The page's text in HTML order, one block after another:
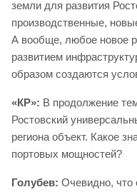
земли для развития
производственные,
А вообще, любое новое
развитием
образом создаются
«КР»: В продолжение
Ростовский
региона объект. Какое
портовых мощностей?
Голубев: Очевидно, что